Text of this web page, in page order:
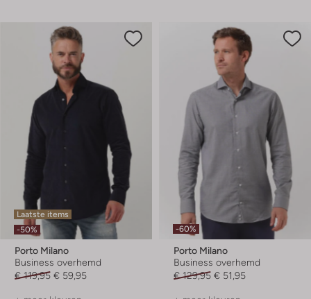
Laatste items
-50%
Porto Milano
Business overhemd
€ 119,95 € 59,95
-60%
Porto Milano
Business overhemd
€ 129,95 € 51,95